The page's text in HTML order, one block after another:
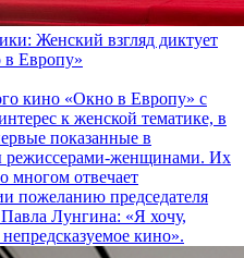
Женский взгляд диктует
в Европу»
кино «Окно в Европу» с
к женской тематике, в
показанные в
режиссерами-женщинами. Их
многом отвечает
пожеланию председателя
Лунгина: «Я хочу,
кино».